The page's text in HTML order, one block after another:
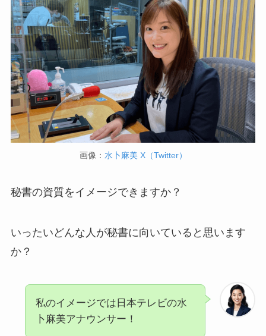
画像： 水卜麻美 X（Twitter）
秘書の資質をイメージできますか？
いったいどんな人が秘書に向いていると思います
か？
私のイメージでは日本テレビの水
卜麻美アナウンサー！